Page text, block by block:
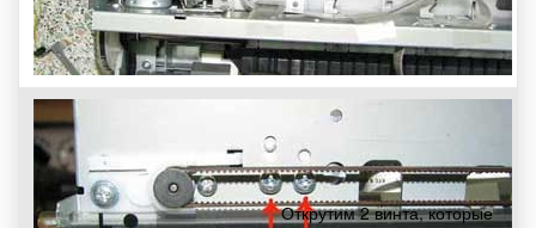
Открутим 2 винта, которые